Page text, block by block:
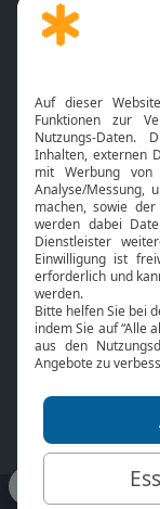
Gott und
Neuigkeiten
Bibel TV
Über uns
Jobs
Mediadaten